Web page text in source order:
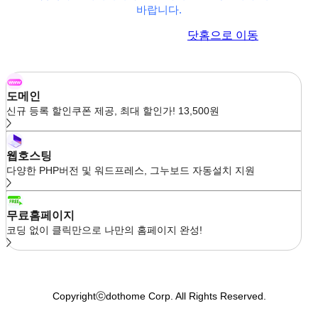
바랍니다.
닷홈으로 이동
도메인
신규 등록 할인쿠폰 제공, 최대 할인가! 13,500원
웹호스팅
다양한 PHP버전 및 워드프레스, 그누보드 자동설치 지원
무료홈페이지
코딩 없이 클릭만으로 나만의 홈페이지 완성!
Copyrightⓒdothome Corp. All Rights Reserved.